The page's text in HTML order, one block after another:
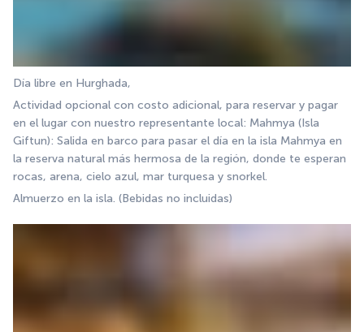
Día libre en Hurghada,
Actividad opcional con costo adicional, para reservar y pagar
en el lugar con nuestro representante local: Mahmya (Isla
Giftun): Salida en barco para pasar el día en la isla Mahmya en
la reserva natural más hermosa de la región, donde te esperan
rocas, arena, cielo azul, mar turquesa y snorkel.
Almuerzo en la isla. (Bebidas no incluidas)